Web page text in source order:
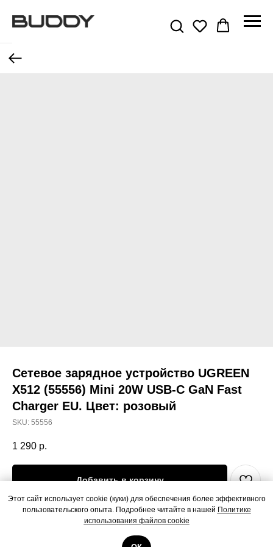
Этот сайт использует cookie (куки) для обеспечения более эффективного
пользовательского опыта. Подробнее читайте в нашей Политике
использования файлов cookie
Назад
Сетевое зарядное устройство UGREEN
X512 (55556) Mini 20W USB-C GaN Fast
Charger EU. Цвет: розовый
SKU: 55556
1 290 р.
Добавить в корзину
Сетевое зарядное устройство UGREEN X512 (55556) Mini 20W USB-C